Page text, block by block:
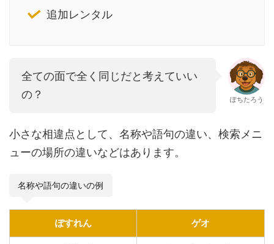
追加レンタル
全ての面で全く同じだと考えていい
の？
ぽちたろう
小さな相違点として、名称や語句の違い、検索メニ
ューの場所の違いなどはあります。
名称や語句の違いの例
ぽすれん ゲオ